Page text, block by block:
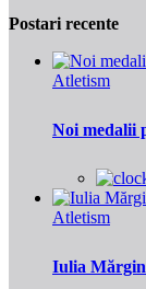
Postari recente
Atletism
Noi medalii
Atletism
Iulia